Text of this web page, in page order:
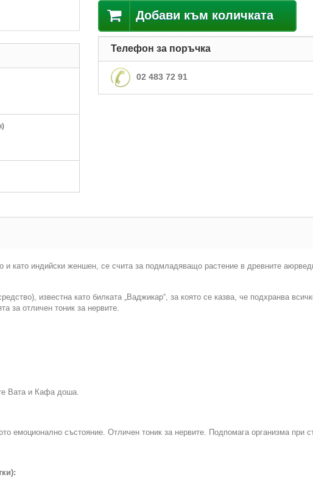
Добави към количката
Телефон за поръчка
02 483 72 91
и като индийски женшен, се счита за подмладяващо растение в древните
известна като билката „Ваджикар“, за която се казва, че подхранва
за отличен тоник за нервите.
Вата и Кафа доша.
емоционално състояние. Отличен тоник за нервите. Подпомага организма при